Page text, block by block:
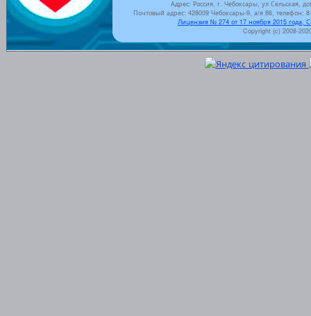
Адрес: Россия, г. Чебоксары, ул Сельская,
Почтовый адрес: 428009 Чебоксары-9, а/я 86, телефон:
Лицензия № 274 от 17 ноября 2015 года,
Copyright (c) 2008-